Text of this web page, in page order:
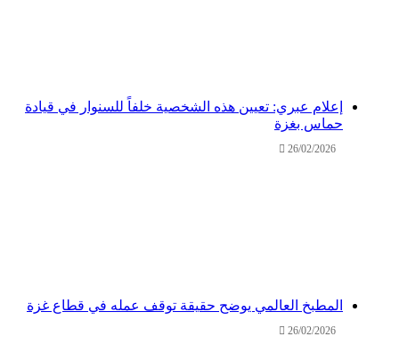
إعلام عبري: تعيين هذه الشخصية خلفاً للسنوار في قيادة
حماس بغزة
26/02/2026
المطبخ العالمي يوضح حقيقة توقف عمله في قطاع غزة
26/02/2026